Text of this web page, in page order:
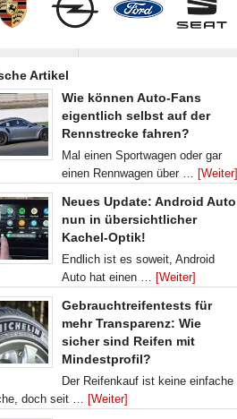
Artikel
Wie können Auto-Fans
eigentlich selbst auf der
Rennstrecke fahren?
Mal einen Sportwagen oder gar
einen Rennwagen über … [Weiter]
Neues Update: Android Auto
nun in übersichtlicher
Kachel-Optik!
Endlich ist es soweit, Android
Auto hat einen … [Weiter]
Gebrauchtreifentests für
mehr Transparenz: Wie
sicher sind Reifen mit
Mindestprofil?
Der Reifenkauf ist keine einfache
doch seit … [Weiter]